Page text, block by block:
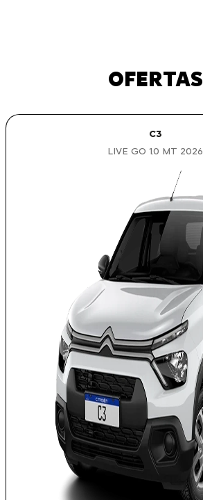
OFERTAS
C3
LIVE GO 1.0 MT 2026